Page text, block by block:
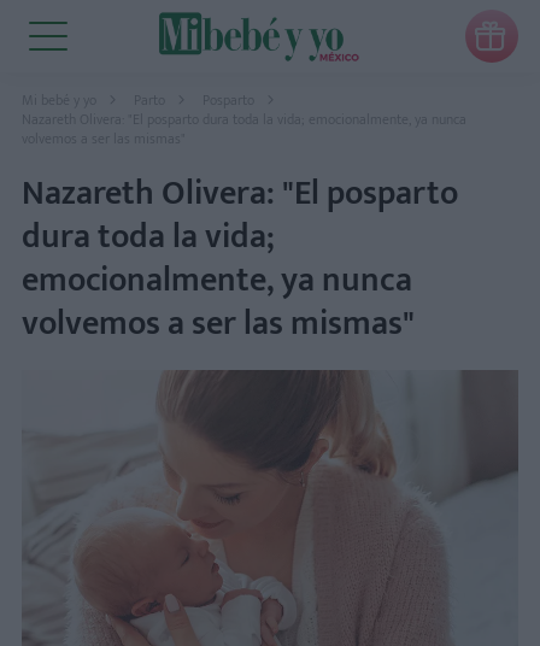

Mi bebé y yo Parto
Posparto
Nazareth Olivera: "El posparto dura toda la vida; emocionalmente, ya nunca
Nazareth Olivera: "El posparto
dura toda la vida;
emocionalmente, ya nunca
volvemos a ser las mismas"